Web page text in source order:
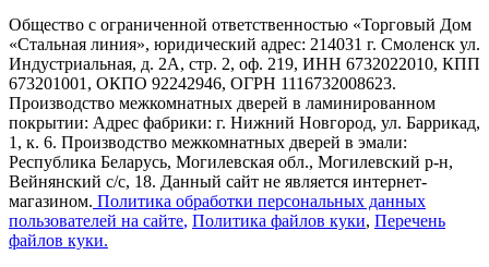
Общество с ограниченной ответственностью «Торговый Дом
«Стальная линия», юридический адрес: 214031 г. Смоленск ул.
Индустриальная, д. 2А, стр. 2, оф. 219, ИНН 6732022010, КПП
673201001, ОКПО 92242946, ОГРН 1116732008623.
Производство межкомнатных дверей в ламинированном
покрытии: Адрес фабрики: г. Нижний Новгород, ул. Баррикад,
1, к. 6. Производство межкомнатных дверей в эмали:
Республика Беларусь, Могилевская обл., Могилевский р-н,
Вейнянский с/с, 18. Данный сайт не является интернет-
магазином. Политика обработки персональных данных
пользователей на сайте, Политика файлов куки, Перечень
файлов куки.